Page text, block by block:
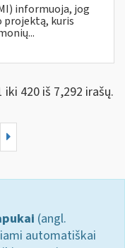
informuoja, jog
projektą, kuris
iki 420 iš 7,292 irašų.
(angl.
automatiškai